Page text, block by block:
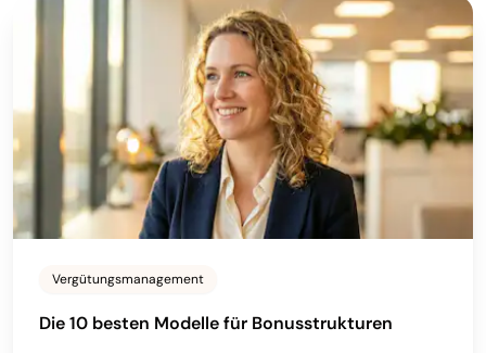
Vergütungsmanagement
Die 10 besten Modelle für Bonusstrukturen